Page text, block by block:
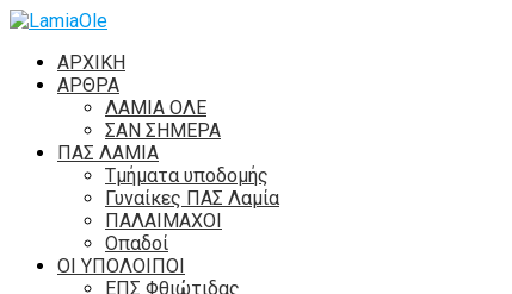
ΑΡΧΙΚΗ
ΑΡΘΡΑ
ΛΑΜΙΑ ΟΛΕ
ΣΑΝ ΣΗΜΕΡΑ
ΠΑΣ ΛΑΜΙΑ
Τμήματα υποδομής
Γυναίκες ΠΑΣ Λαμία
ΠΑΛΑΙΜΑΧΟΙ
Οπαδοί
ΟΙ ΥΠΟΛΟΙΠΟΙ
ΕΠΣ Φθιώτιδας